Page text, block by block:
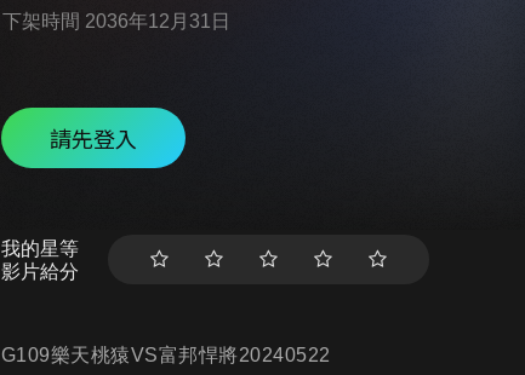
下架時間 2036年12月31日
請先登入
我的星等
影片給分
G109樂天桃猿VS富邦悍將20240522